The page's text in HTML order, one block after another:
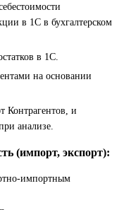
в 1С в бухгалтерском
в 1С.
на основании
Контрагентов, и
анализе.
(импорт, экспорт):
импортным